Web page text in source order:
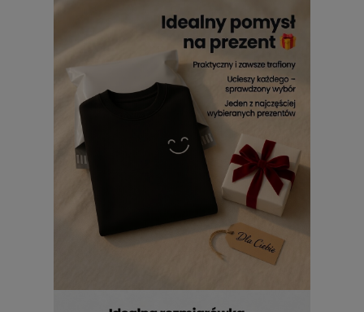
Bluza z nadrukiem z Roblox męska
To, co wyróżnia bluzy z Roblox męskie z nadrukiem
nie tylko estetyka, ale i jakość wykonania. Każdy nadruk jest
trwały, wyrazisty i odporny na codzienne wyzwania – dzięki
Roblox męskie bluzy z nadrukiemzachowują swój
wygląd nawet po wielu praniach. To produkt, który nie traci
kolorów ani formy, bo został stworzony z myślą o
długotrwałym użytkowaniu.
Bluza Roblox męska z
nadrukiemwyróżnia się perfekcyjnym dopracowaniem
detali – od mocnych szwów po intensywność barw.
Noszenie jej to czysta przyjemność i gwarancja, że każdy
dzień zacznie się z uśmiechem. W końcu nic nie poprawia
nastroju tak bardzo jak ulubiona grafika na ubraniu, która
przypomina o świecie, w którym wszystko jest możliwe.